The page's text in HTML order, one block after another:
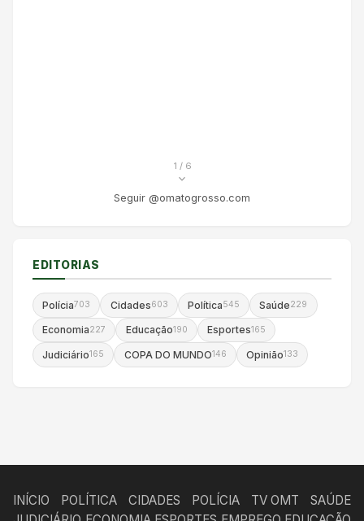
1 / 6
Seguir @omatogrosso.com
EDITORIAS
Polícia703 Cidades603 Política545 Saúde229
Economia227 Educação190 Esportes165
Judiciário165 COPA DO MUNDO146 Opinião133
INÍCIO POLÍTICA CIDADES POLÍCIA TV OMT
SAÚDE